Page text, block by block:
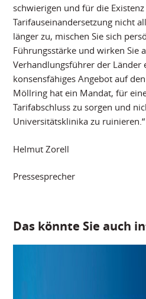
schwierigen und für die
Tarifauseinandersetzung nicht
länger zu, mischen Sie sich
Führungsstärke und wirken Sie
Verhandlungsführer der Länder
konsensfähiges Angebot auf
Möllring hat ein Mandat, für
Tarifabschluss zu sorgen und
Universitätsklinika zu ruinieren.“
Helmut Zorell
Pressesprecher
Das könnte Sie auch